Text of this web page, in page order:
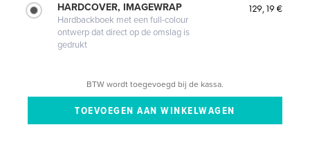
HARDCOVER, IMAGEWRAP
Hardbackboek met een full-colour
ontwerp dat direct op de omslag is
gedrukt
129,19 €
BTW wordt toegevoegd bij de kassa.